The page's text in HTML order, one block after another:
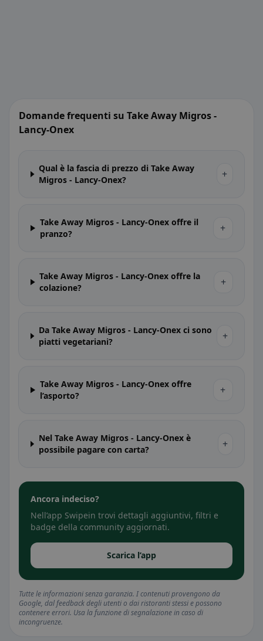
Domande frequenti su Take Away Migros -
Lancy-Onex
Qual è la fascia di prezzo di Take Away
Migros - Lancy-Onex?
+
Take Away Migros - Lancy-Onex offre il
pranzo?
+
Take Away Migros - Lancy-Onex offre la
colazione?
+
Da Take Away Migros - Lancy-Onex ci sono
piatti vegetariani?
+
Take Away Migros - Lancy-Onex offre
l’asporto?
+
Nel Take Away Migros - Lancy-Onex è
possibile pagare con carta?
+
Ancora indeciso?
Nell’app Swipein trovi dettagli aggiuntivi, filtri e
badge della community aggiornati.
Scarica l’app
Tutte le informazioni senza garanzia. I contenuti provengono da
Google, dal feedback degli utenti o dai ristoranti stessi e possono
contenere errori. Usa la funzione di segnalazione in caso di
incongruenze.